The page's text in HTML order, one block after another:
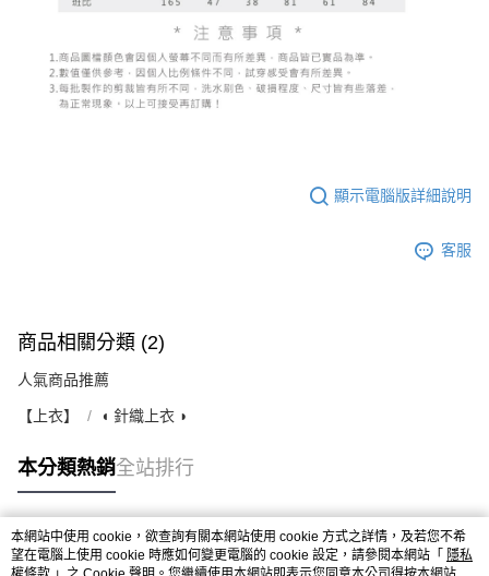
顯示電腦版詳細說明
客服
商品相關分類 (2)
人氣商品推薦
【上衣】 ◖ 針織上衣 ◗
本分類熱銷全站排行
熱門標籤
本網站中使用 cookie，欲查詢有關本網站使用 cookie 方式之詳情，及若您不希
望在電腦上使用 cookie 時應如何變更電腦的 cookie 設定，請參閱本網站「 隱私